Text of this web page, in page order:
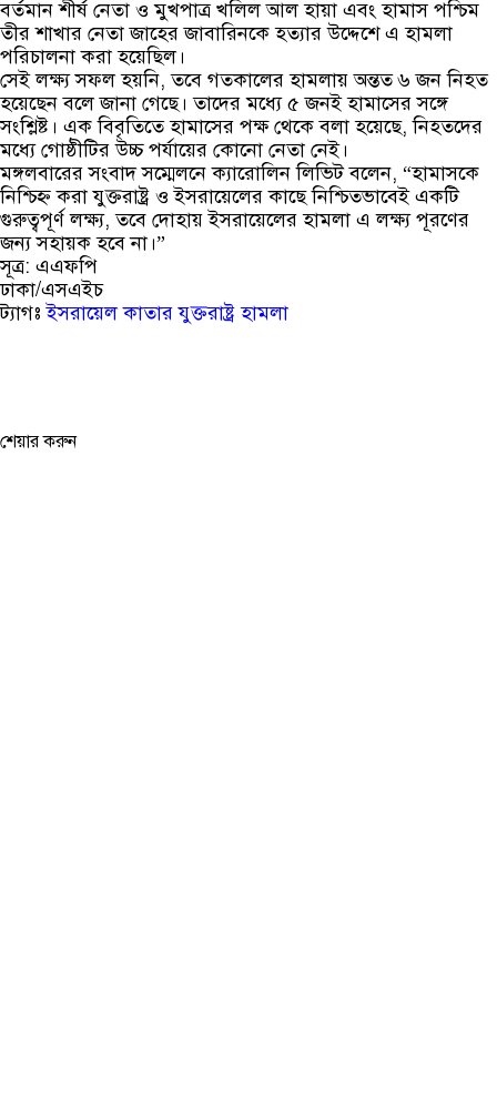
বর্তমান শীর্ষ নেতা ও মুখপাত্র খলিল আল হায়া এবং হামাস পশ্চিম
তীর শাখার নেতা জাহের জাবারিনকে হত্যার উদ্দেশে এ হামলা
পরিচালনা করা হয়েছিল।
সেই লক্ষ্য সফল হয়নি, তবে গতকালের হামলায় অন্তত ৬ জন নিহত
হয়েছেন বলে জানা গেছে। তাদের মধ্যে ৫ জনই হামাসের সঙ্গে
সংশ্লিষ্ট। এক বিবৃতিতে হামাসের পক্ষ থেকে বলা হয়েছে, নিহতদের
মধ্যে গোষ্ঠীটির উচ্চ পর্যায়ের কোনো নেতা নেই।
মঙ্গলবারের সংবাদ সম্মেলনে ক্যারোলিন লিভিট বলেন, “হামাসকে
নিশ্চিহ্ন করা যুক্তরাষ্ট্র ও ইসরায়েলের কাছে নিশ্চিতভাবেই একটি
গুরুত্বপূর্ণ লক্ষ্য, তবে দোহায় ইসরায়েলের হামলা এ লক্ষ্য পূরণের
জন্য সহায়ক হবে না।”
সূত্র: এএফপি
ঢাকা/এসএইচ
ট্যাগঃইসরায়েল কাতার যুক্তরাষ্ট্র হামলা
শেয়ার করুন